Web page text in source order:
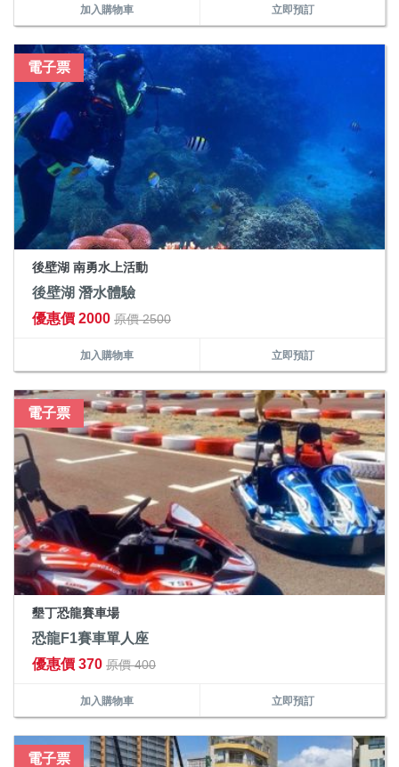
加入購物車 立即預訂
電子票
後壁湖 南勇水上活動
後壁湖 潛水體驗
優惠價 2000 原價 2500
加入購物車 立即預訂
電子票
墾丁恐龍賽車場
恐龍F1賽車單人座
優惠價 370 原價 400
加入購物車 立即預訂
電子票